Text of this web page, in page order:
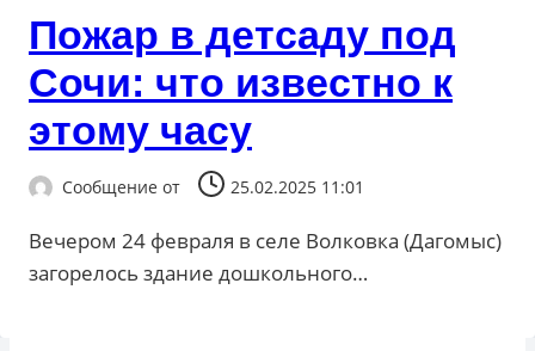
Пожар в детсаду под
Сочи: что известно к
этому часу
Сообщение от 25.02.2025 11:01
Вечером 24 февраля в селе Волковка (Дагомыс)
загорелось здание дошкольного…